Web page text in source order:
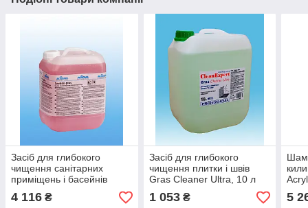
Засіб для глибокого
чищення санітарних
приміщень і басейнів
Santex-plus, 10 л, Сантекс
Плюс, KIEHL
4 116 ₴
Засіб для глибокого
чищення плитки і швів
Gras Cleaner Ultra, 10 л
1 053₴ 5